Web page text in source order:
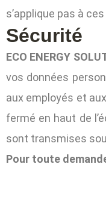
s’applique pas à
Sécurité
ECO ENERGY
vos données
aux employés et
fermé en haut de
sont transmises
Pour toute